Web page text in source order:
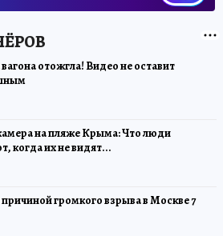
отожгла! Видео не оставит
на пляже Крыма: Что люди
когда их не видят...
громкого взрыва в Москве 7